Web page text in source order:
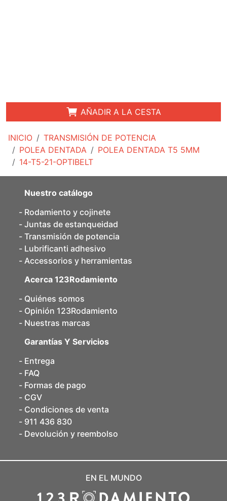
INICIO
TRANSMISIÓN DE POTENCIA
POLEA DENTADA
POLEA DENTADA T5 5MM
14-T5-21-OPTIBELT
AÑADIR A LA CESTA
Nuestro catálogo
Rodamiento y cojinete
Juntas de estanqueidad
Transmisión de potencia
Lubrificanti adhesivo
Accessorios y herramientas
Acerca 123Rodamiento
Quiénes somos
Opinión 123Rodamiento
Nuestras marcas
Garantías Y Servicios
Entrega
FAQ
Formas de pago
CGV
Condiciones de venta
911 436 830
Devolución y reembolso
EN EL MUNDO